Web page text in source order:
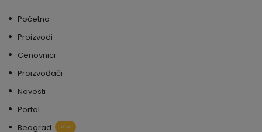
Početna
Proizvodi
Cenovnici
Proizvođači
Novosti
Portal
Beograd
uživo